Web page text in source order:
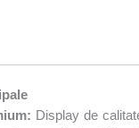
Display de